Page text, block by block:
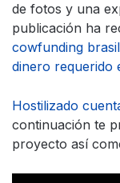
de fotos y una
publicación ha
cowfunding
dinero requerido
Hostilizado
continuación te
proyecto así